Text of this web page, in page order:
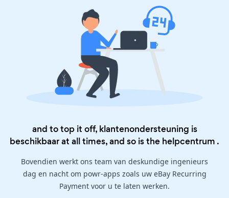
and to top it off, klantenondersteuning is
beschikbaar at all times, and so is the helpcentrum .
Bovendien werkt ons team van deskundige ingenieurs
dag en nacht om powr-apps zoals uw eBay Recurring
Payment voor u te laten werken.